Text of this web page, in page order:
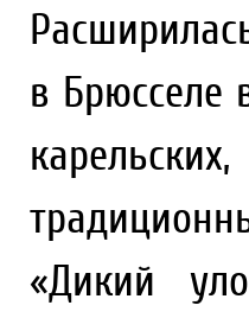
в Брюсселе
«Дикий